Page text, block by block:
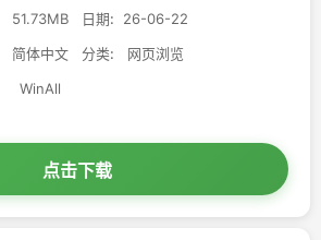
51.73MB 日期:
26-06-22
简体中文 分类:
网页浏览
WinAll
点击下载